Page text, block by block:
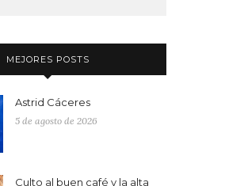
MEJORES POSTS
Astrid Cáceres
5 de agosto de 2026
Culto al buen café y la alta